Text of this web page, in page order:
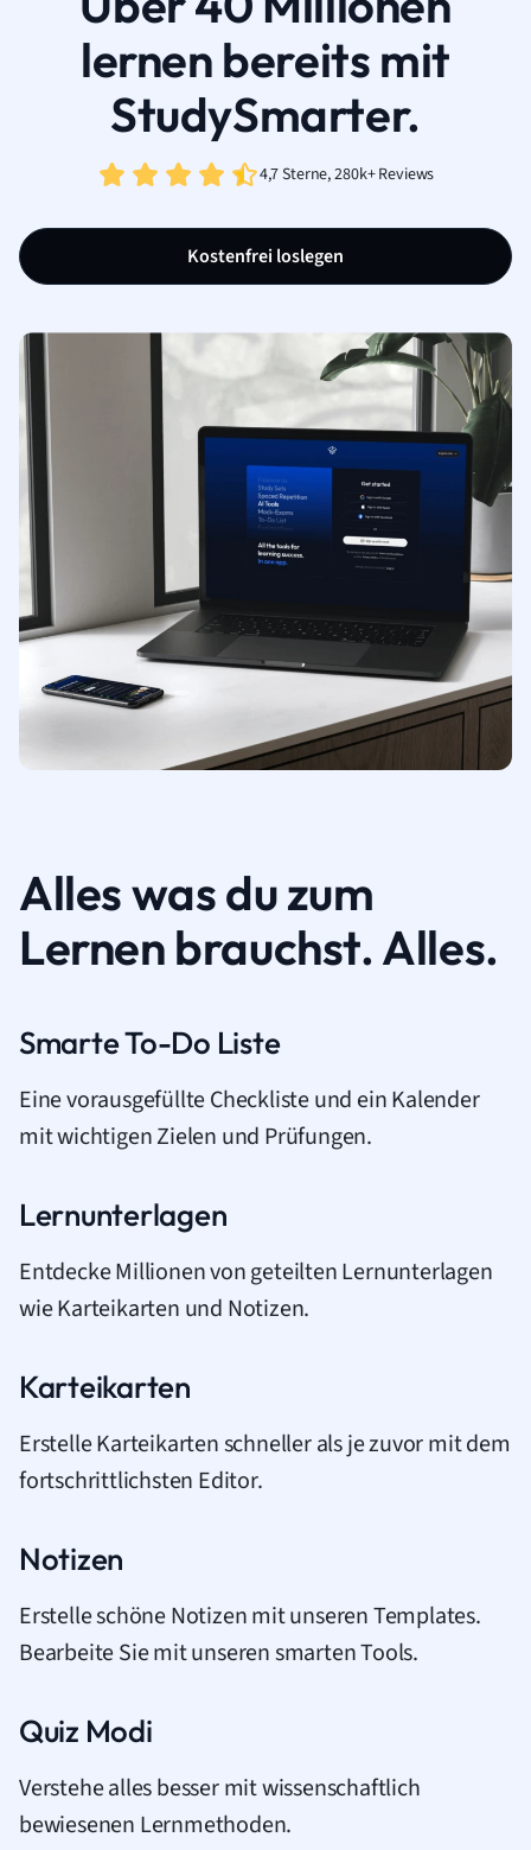
lernen bereits mit
StudySmarter.
4,7 Sterne, 280k+ Reviews
Kostenfrei loslegen
Alles was du zum
Lernen brauchst. Alles.
Smarte To-Do Liste
Eine vorausgefüllte Checkliste und ein Kalender
mit wichtigen Zielen und Prüfungen.
Lernunterlagen
Entdecke Millionen von geteilten Lernunterlagen
wie Karteikarten und Notizen.
Karteikarten
Erstelle Karteikarten schneller als je zuvor mit dem
fortschrittlichsten Editor.
Notizen
Erstelle schöne Notizen mit unseren Templates.
Bearbeite Sie mit unseren smarten Tools.
Quiz Modi
Verstehe alles besser mit wissenschaftlich
bewiesenen Lernmethoden.